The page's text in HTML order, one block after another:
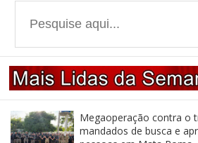
Megaoperação contra o
mandados de busca e